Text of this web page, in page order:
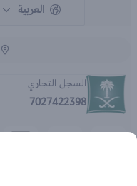
العربية
السجل التجاري
7027422398